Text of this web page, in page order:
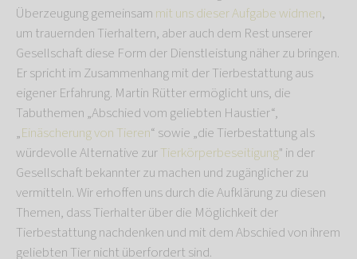
Überzeugung gemeinsam mit uns dieser Aufgabe widmen,
um trauernden Tierhaltern, aber auch dem Rest unserer
Gesellschaft diese Form der Dienstleistung näher zu bringen.
Er spricht im Zusammenhang mit der Tierbestattung aus
eigener Erfahrung. Martin Rütter ermöglicht uns, die
Tabuthemen „Abschied vom geliebten Haustier“,
„Einäscherung von Tieren“ sowie „die Tierbestattung als
würdevolle Alternative zurTierkörperbeseitigung" in der
Gesellschaft bekannter zu machen und zugänglicher zu
vermitteln. Wir erhoffen uns durch die Aufklärung zu diesen
Themen, dass Tierhalter über die Möglichkeit der
Tierbestattung nachdenken und mit dem Abschied von ihrem
geliebten Tier nicht überfordert sind.